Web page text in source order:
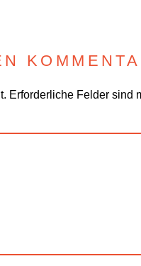
Erforderliche Felder sind